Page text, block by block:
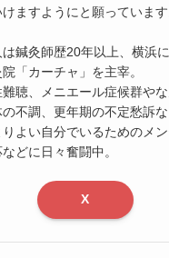
ますようにと願っています
鍼灸師歴20年以上、横浜
「カーチャ」を主宰。
難聴、メニエール症候群や
の不調、更年期の不定愁訴
よい自分でいるためのメ
どに日々奮闘中。
X